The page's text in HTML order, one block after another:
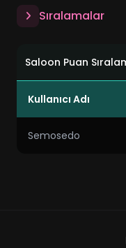
Sıralamalar
Saloon Puan
Kullanıcı Adı
Semosedo